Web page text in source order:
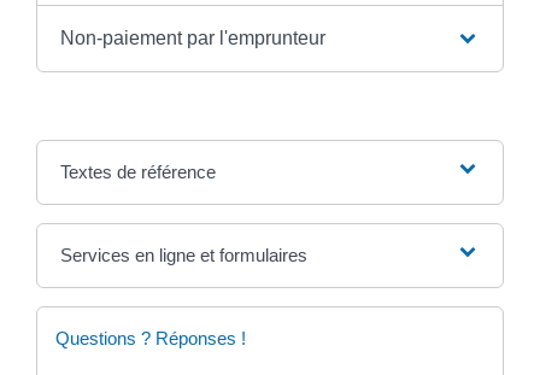
Non-paiement par l'emprunteur
Textes de référence
Services en ligne et formulaires
Questions ? Réponses !